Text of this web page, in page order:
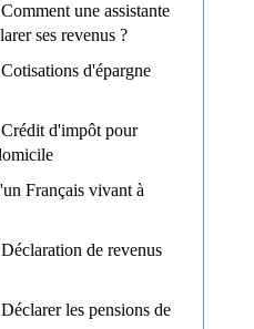
une assistante
ses revenus ?
d'épargne
d'impôt pour
Français vivant à
de revenus
les pensions de